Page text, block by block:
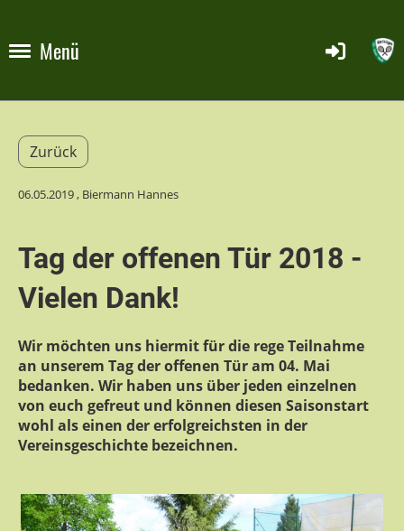
Menü
Zurück
06.05.2019, Biermann Hannes
Tag der offenen Tür 2018 -
Vielen Dank!
Wir möchten uns hiermit für die rege Teilnahme
an unserem Tag der offenen Tür am 04. Mai
bedanken. Wir haben uns über jeden einzelnen
von euch gefreut und können diesen Saisonstart
wohl als einen der erfolgreichsten in der
Vereinsgeschichte bezeichnen.